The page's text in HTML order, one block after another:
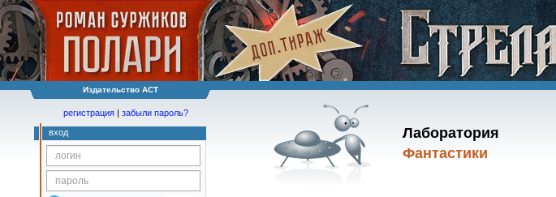
Издательство АСТ
Лаборатория
Фантастики
регистрация | забыли пароль?
вход